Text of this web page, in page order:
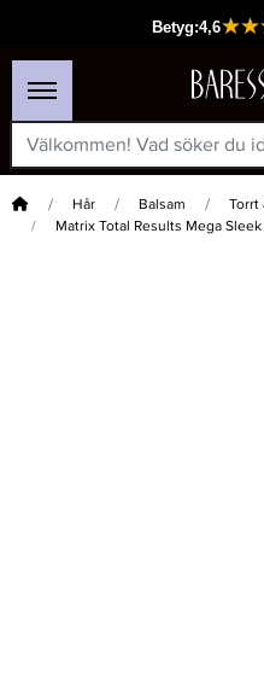
Hem Hår Balsam
Torrt
Matrix Total Results Mega